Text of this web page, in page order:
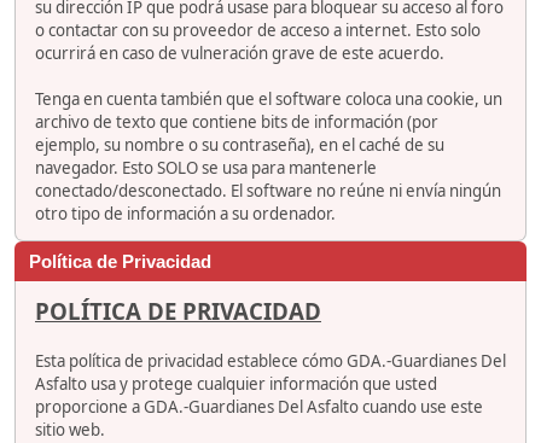
su dirección IP que podrá usase para bloquear su acceso al foro
o contactar con su proveedor de acceso a internet. Esto solo
ocurrirá en caso de vulneración grave de este acuerdo.
Tenga en cuenta también que el software coloca una cookie, un
archivo de texto que contiene bits de información (por
ejemplo, su nombre o su contraseña), en el caché de su
navegador. Esto SOLO se usa para mantenerle
conectado/desconectado. El software no reúne ni envía ningún
otro tipo de información a su ordenador.
Política de Privacidad
POLÍTICA DE PRIVACIDAD
Esta política de privacidad establece cómo GDA.-Guardianes Del
Asfalto usa y protege cualquier información que usted
proporcione a GDA.-Guardianes Del Asfalto cuando use este
sitio web.